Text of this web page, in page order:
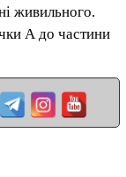
живильного.
А до частини